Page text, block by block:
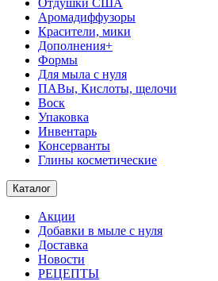
Отдушки США
Аромадиффузоры
Красители, мики
Дополнения+
Формы
Для мыла с нуля
ПАВы, Кислоты, щелочи
Воск
Упаковка
Инвентарь
Консерванты
Глины косметические
Каталог
Акции
Добавки в мыле с нуля
Доставка
Новости
РЕЦЕПТЫ